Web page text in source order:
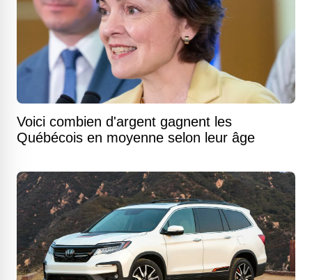
Voici combien d'argent gagnent les
Québécois en moyenne selon leur âge